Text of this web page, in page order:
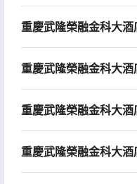
重慶武隆榮融金科大酒
重慶武隆榮融金科大酒
重慶武隆榮融金科大
重慶武隆榮融金科大